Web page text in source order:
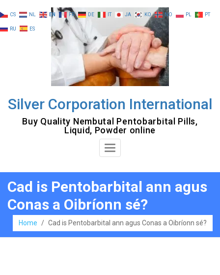
to
content
Silver Corporation International
Buy Quality Nembutal Pentobarbital Pills,
Liquid, Powder online
Toggle
Cad is Pentobarbital ann agus
Conas a Oibríonn sé?
Home / Cad is Pentobarbital ann agus Conas a Oibríonn sé?
CS NL EN FR DE IT JA KO NO PL PT
RU ES